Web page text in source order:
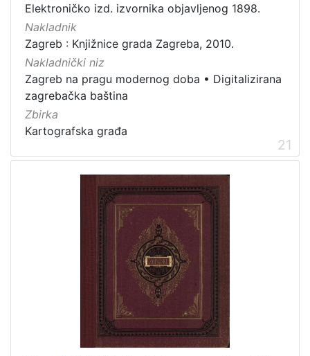
Elektroničko izd. izvornika objavljenog 1898.
Nakladnik
Zagreb : Knjižnice grada Zagreba, 2010.
Nakladnički niz
Zagreb na pragu modernog doba • Digitalizirana
zagrebačka baština
Zbirka
Kartografska građa
21